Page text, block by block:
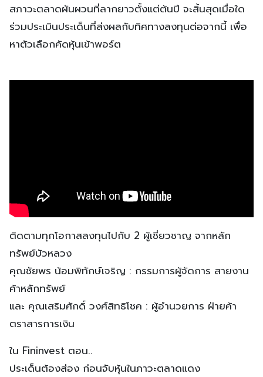
สภาวะตลาดผันผวนที่ลากยาวตั้งแต่ต้นปี จะสิ้นสุดเมื่อใด
ร่วมประเมินประเด็นที่ส่งผลกับทิศทางลงทุนต่อจากนี้ เพื่อ
หาตัวเลือกคัดหุ้นเข้าพอร์ต
ติดตามทุกโอกาสลงทุนไปกับ 2 ผู้เชี่ยวชาญ จากหลัก
ทรัพย์บัวหลวง
คุณชัยพร น้อมพิทักษ์เจริญ : กรรมการผู้จัดการ สายงาน
ค้าหลักทรัพย์
และ คุณเสริมศักดิ์ วงศ์สิทธิโชค : ผู้อำนวยการ ฝ่ายค้า
ตราสารการเงิน
ใน Fininvest ตอน..
ประเด็นต้องส่อง ก่อนจับหุ้นในภาวะตลาดแดง